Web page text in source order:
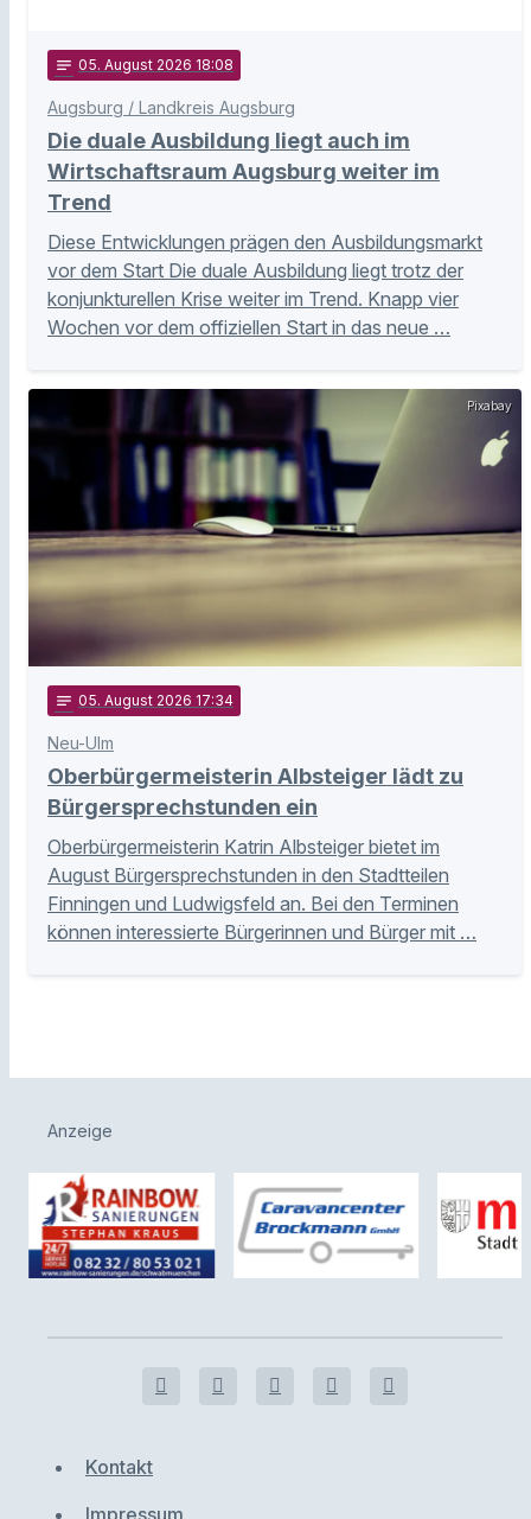
notes 05. August 2026 18:08
Augsburg / Landkreis Augsburg
Die duale Ausbildung liegt auch im
Wirtschaftsraum Augsburg weiter im
Trend
Diese Entwicklungen prägen den Ausbildungsmarkt
vor dem Start Die duale Ausbildung liegt trotz der
konjunkturellen Krise weiter im Trend. Knapp vier
Wochen vor dem offiziellen Start in das neue …
Pixabay
notes 05. August 2026 17:34
Neu-Ulm
Oberbürgermeisterin Albsteiger lädt zu
Bürgersprechstunden ein
Oberbürgermeisterin Katrin Albsteiger bietet im
August Bürgersprechstunden in den Stadtteilen
Finningen und Ludwigsfeld an. Bei den Terminen
können interessierte Bürgerinnen und Bürger mit …
Anzeige
Kontakt
Impressum